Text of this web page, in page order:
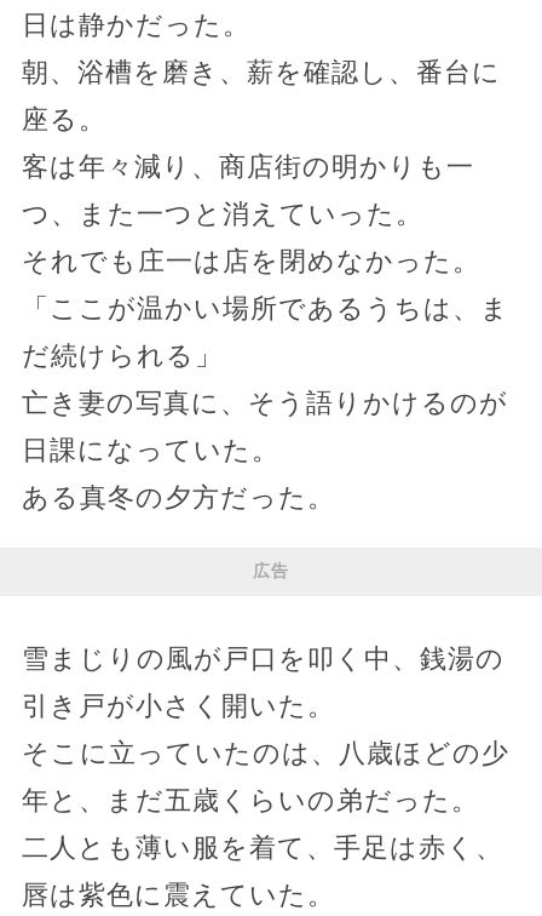
日は静かだった。
朝、浴槽を磨き、薪を確認し、番台に
座る。
客は年々減り、商店街の明かりも一
つ、また一つと消えていった。
それでも庄一は店を閉めなかった。
「ここが温かい場所であるうちは、ま
だ続けられる」
亡き妻の写真に、そう語りかけるのが
日課になっていた。
ある真冬の夕方だった。
広告
雪まじりの風が戸口を叩く中、銭湯の
引き戸が小さく開いた。
そこに立っていたのは、八歳ほどの少
年と、まだ五歳くらいの弟だった。
二人とも薄い服を着て、手足は赤く、
唇は紫色に震えていた。